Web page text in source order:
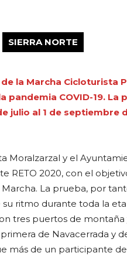
SIERRA NORTE
de la Marcha
pandemia COVID-19.
julio al 1 de septiembre
Moralzarzal y el
RETO 2020, con el
La prueba, por
ritmo durante toda la
tres puertos de
de Navacerrada y
más de un participante